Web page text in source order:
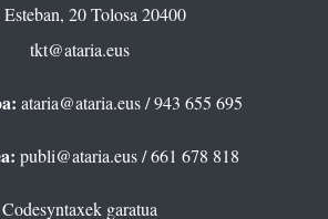
Esteban, 20 Tolosa 20400
tkt@ataria.eus
ataria@ataria.eus/ 943 655 695
publi@ataria.eus/ 661 678 818
Codesyntaxek garatua